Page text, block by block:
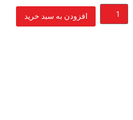
افزودن به سبد خرید